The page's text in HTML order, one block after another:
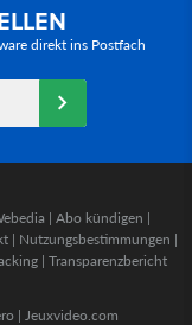
direkt ins Postfach
| Abo kündigen |
| Nutzungsbestimmungen |
| Transparenzbericht
| Jeuxvideo.com